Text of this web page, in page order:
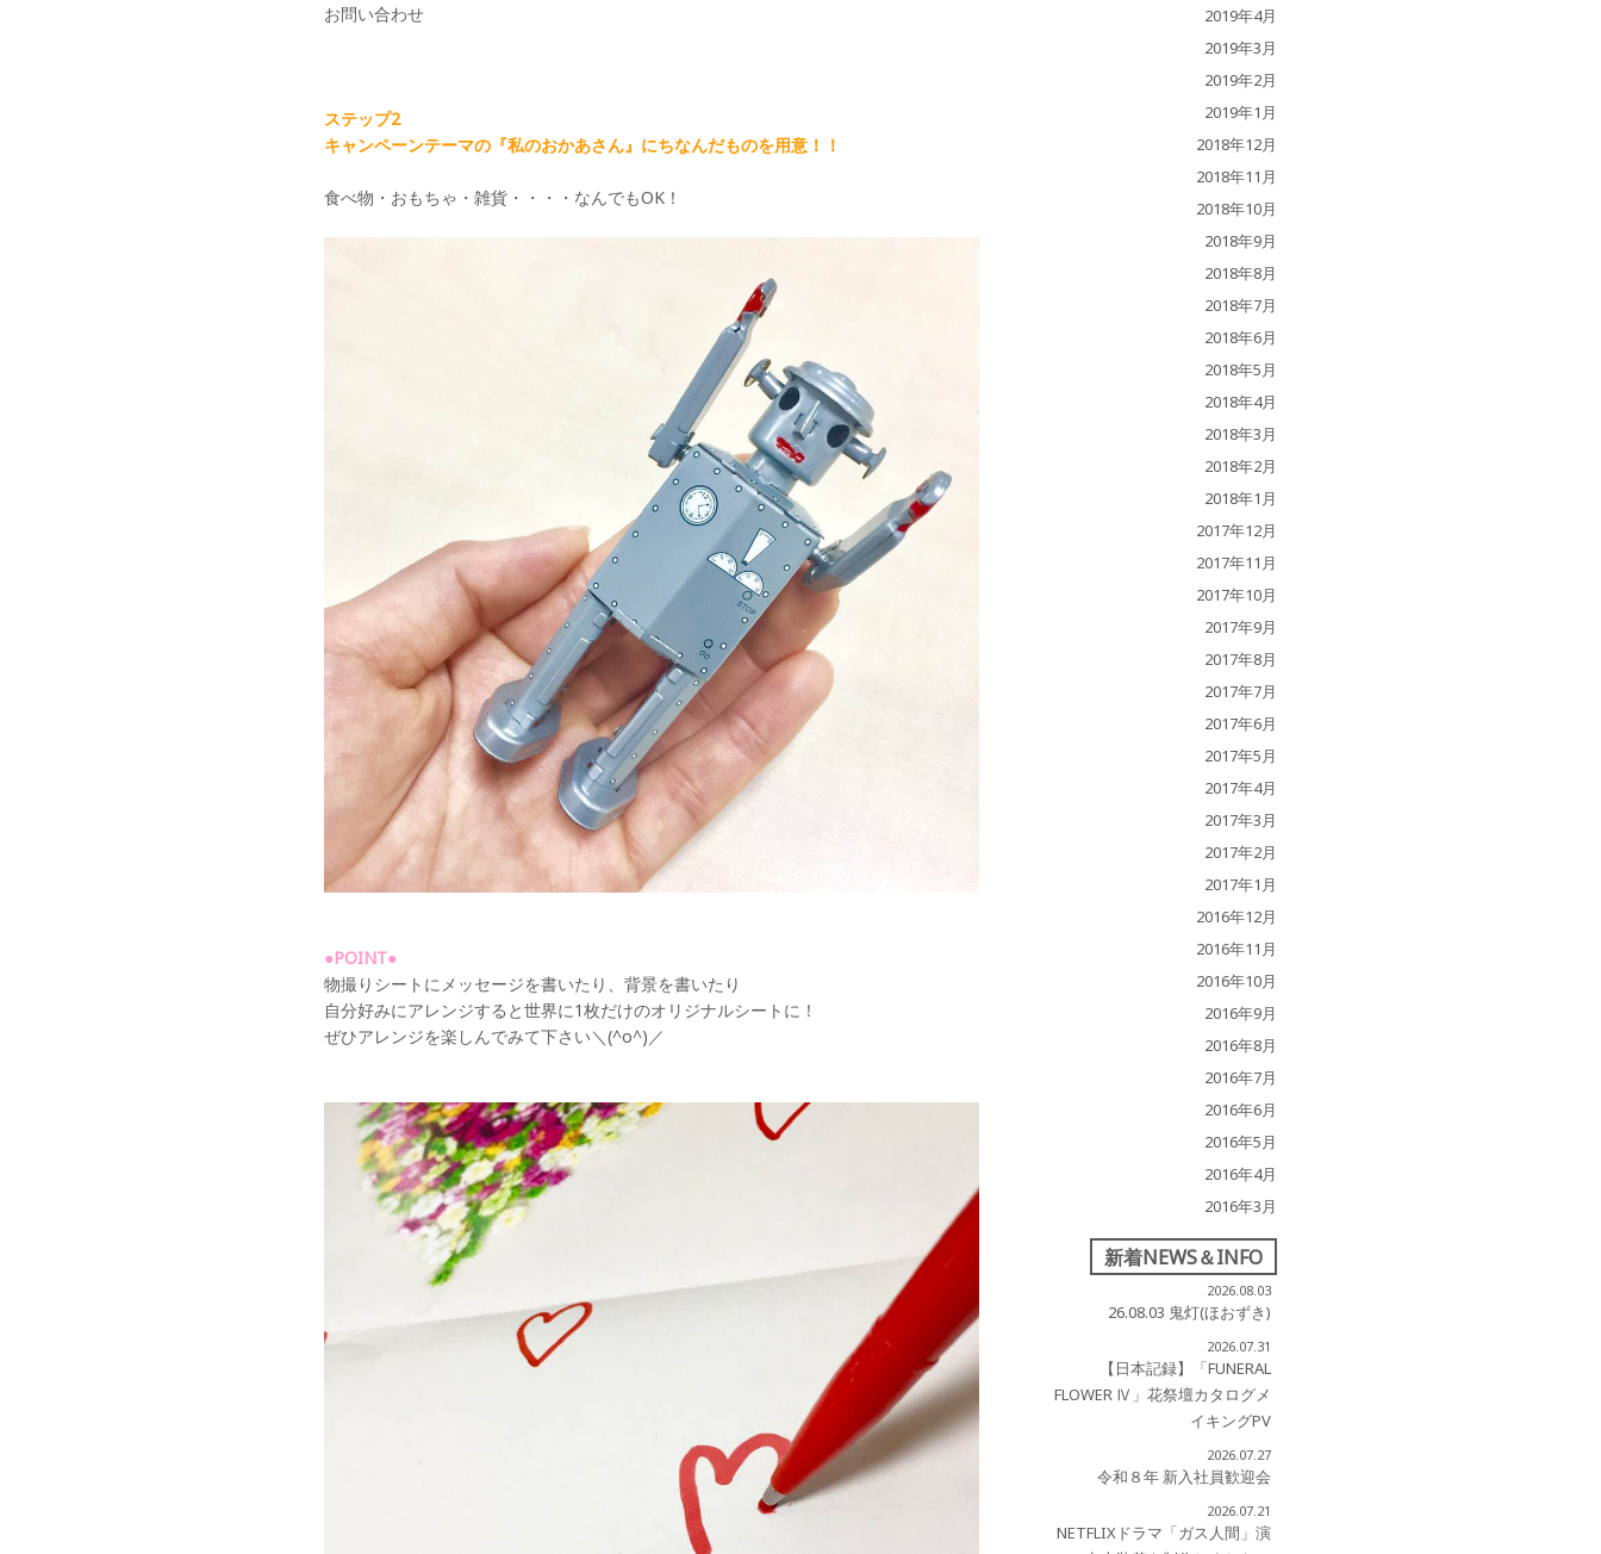
2019年4月
2019年3月
2019年2月
2019年1月
2018年12月
2018年11月
2018年10月
2018年9月
2018年8月
2018年7月
2018年6月
2018年5月
2018年4月
2018年3月
2018年2月
2018年1月
2017年12月
2017年11月
2017年10月
2017年9月
2017年8月
2017年7月
2017年6月
2017年5月
2017年4月
2017年3月
2017年2月
2017年1月
2016年12月
2016年11月
2016年10月
2016年9月
2016年8月
2016年7月
2016年6月
2016年5月
2016年4月
2016年3月
新着NEWS＆INFO
2026.08.03
26.08.03 鬼灯(ほおずき)
2026.07.31
【日本記録】「FUNERAL
FLOWER Ⅳ」花祭壇カタログメ
イキングPV
2026.07.27
令和８年 新入社員歓迎会
2026.07.21
NETFLIXドラマ「ガス人間」演
お問い合わせ
ステップ2
キャンペーンテーマの『私のおかあさん』にちなんだものを用意！！
食べ物・おもちゃ・雑貨・・・・なんでもOK！
●POINT●
物撮りシートにメッセージを書いたり、背景を書いたり
自分好みにアレンジすると世界に1枚だけのオリジナルシートに！
ぜひアレンジを楽しんでみて下さい＼(^o^)／